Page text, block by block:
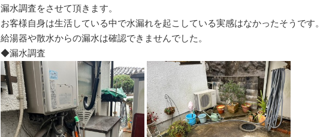
漏水調査をさせて頂きます。
お客様自身は生活している中で水漏れを起こしている実感はなかったそうです。
給湯器や散水からの漏水は確認できませんでした。
◆漏水調査